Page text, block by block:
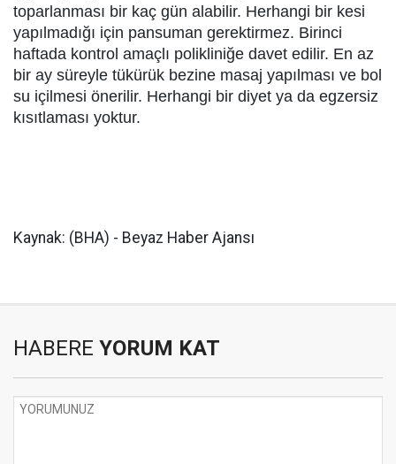
toparlanması bir kaç gün alabilir. Herhangi bir kesi
yapılmadığı için pansuman gerektirmez. Birinci
haftada kontrol amaçlı polikliniğe davet edilir. En az
bir ay süreyle tükürük bezine masaj yapılması ve bol
su içilmesi önerilir. Herhangi bir diyet ya da egzersiz
kısıtlaması yoktur.
Kaynak: (BHA) - Beyaz Haber Ajansı
HABERE YORUM KAT